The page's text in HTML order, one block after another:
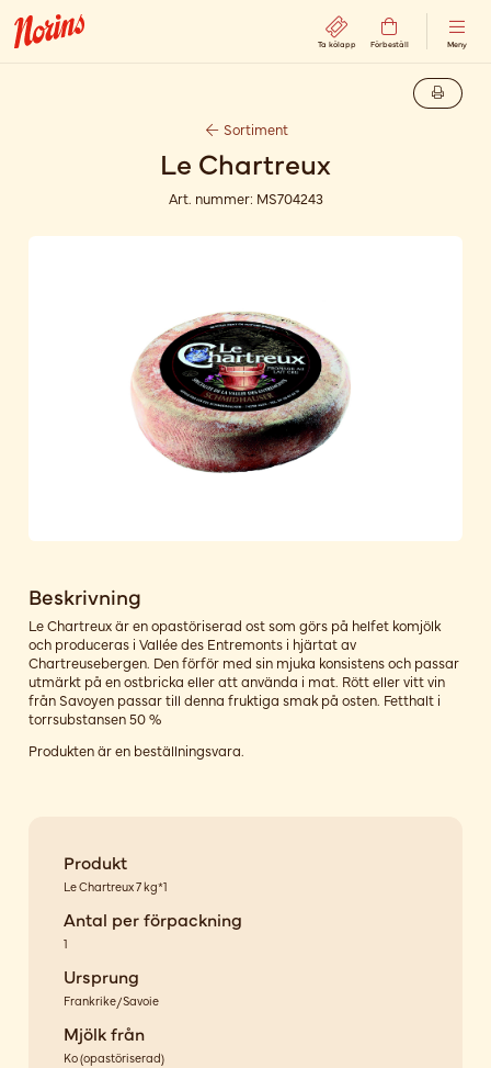
Ta kölapp Förbeställ Meny
Sortiment
Le Chartreux
Art. nummer: MS704243
Beskrivning
Le Chartreux är en opastöriserad ost som görs på helfet komjölk
och produceras i Vallée des Entremonts i hjärtat av
Chartreusebergen. Den förför med sin mjuka konsistens och passar
utmärkt på en ostbricka eller att använda i mat. Rött eller vitt vin
från Savoyen passar till denna fruktiga smak på osten. Fetthalt i
torrsubstansen 50 %
Produkten är en beställningsvara.
Produkt
Le Chartreux 7 kg*1
Antal per förpackning
1
Ursprung
Frankrike/Savoie
Mjölk från
Ko(opastöriserad)